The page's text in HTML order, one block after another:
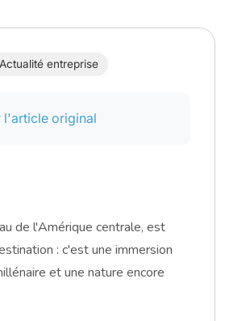
Actualité entreprise
l'article original
de l'Amérique centrale, est
: c'est une immersion
et une nature encore